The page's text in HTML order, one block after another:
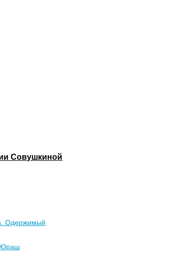
Совушкиной
Одержимый
Юраш